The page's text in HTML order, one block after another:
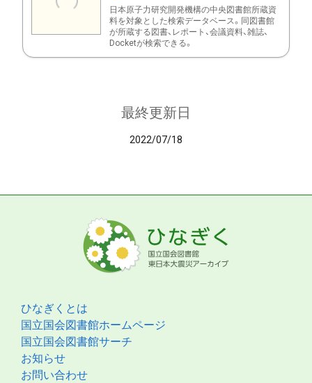
日本原子力研究開発機構の中央図書館所蔵資
料を対象とした検索データベース。同図書館
が所蔵する図書、レポート、会議資料、雑誌、
Docketが検索できる。
最終更新日
2022/07/18
ひなぎくとは
国立国会図書館ホームページ
国立国会図書館サーチ
お知らせ
お問い合わせ